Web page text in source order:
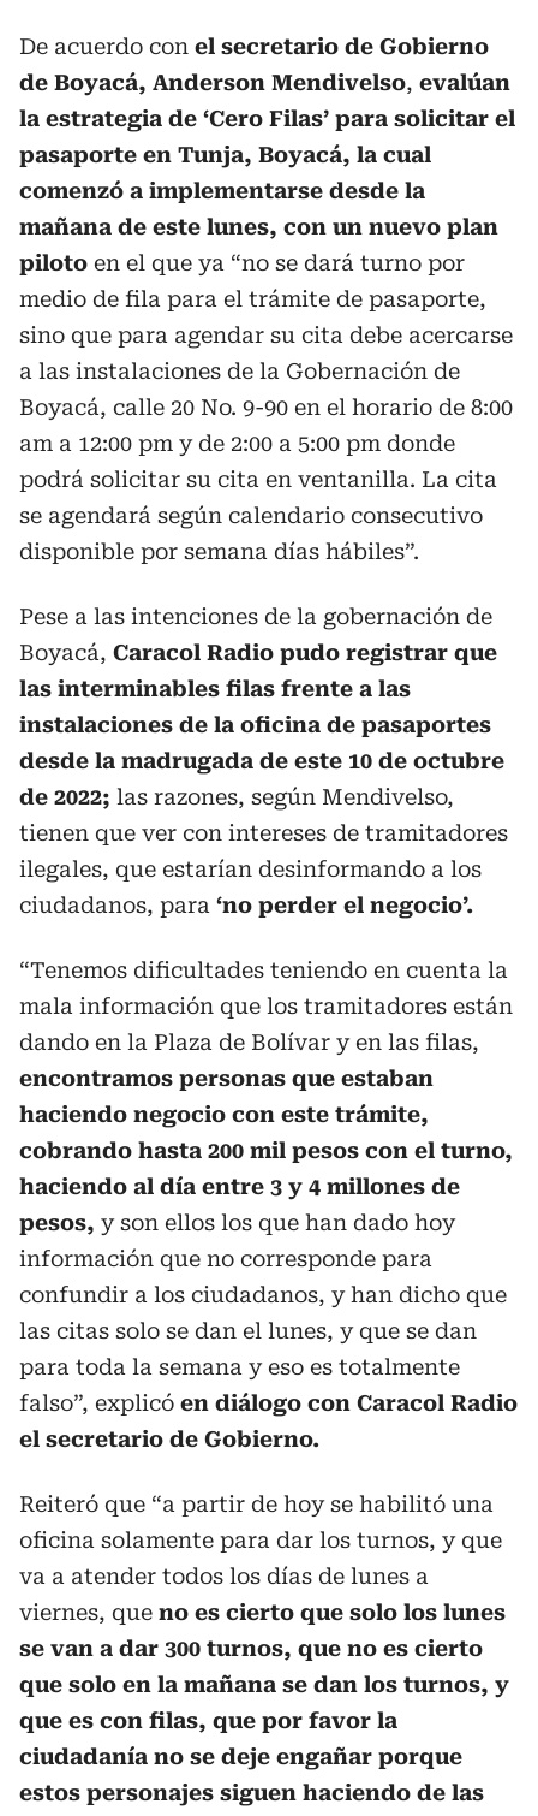
De acuerdo con el secretario de Gobierno
de Boyacá, Anderson Mendivelso, evalúan
la estrategia de ‘Cero Filas’ para solicitar el
pasaporte en Tunja, Boyacá, la cual
comenzó a implementarse desde la
mañana de este lunes, con un nuevo plan
piloto en el que ya “no se dará turno por
medio de fila para el trámite de pasaporte,
sino que para agendar su cita debe acercarse
a las instalaciones de la Gobernación de
Boyacá, calle 20 No. 9-90 en el horario de 8:00
am a 12:00 pm y de 2:00 a 5:00 pm donde
podrá solicitar su cita en ventanilla. La cita
se agendará según calendario consecutivo
disponible por semana días hábiles”.
Pese a las intenciones de la gobernación de
Boyacá, Caracol Radio pudo registrar que
las interminables filas frente a las
instalaciones de la oficina de pasaportes
desde la madrugada de este 10 de octubre
de 2022; las razones, según Mendivelso,
tienen que ver con intereses de tramitadores
ilegales, que estarían desinformando a los
ciudadanos, para ‘no perder el negocio’.
“Tenemos dificultades teniendo en cuenta la
mala información que los tramitadores están
dando en la Plaza de Bolívar y en las filas,
encontramos personas que estaban
haciendo negocio con este trámite,
cobrando hasta 200 mil pesos con el turno,
haciendo al día entre 3 y 4 millones de
pesos, y son ellos los que han dado hoy
información que no corresponde para
confundir a los ciudadanos, y han dicho que
las citas solo se dan el lunes, y que se dan
para toda la semana y eso es totalmente
falso”, explicó en diálogo con Caracol Radio
el secretario de Gobierno.
Reiteró que “a partir de hoy se habilitó una
oficina solamente para dar los turnos, y que
va a atender todos los días de lunes a
viernes, que no es cierto que solo los lunes
se van a dar 300 turnos, que no es cierto
que solo en la mañana se dan los turnos, y
que es con filas, que por favor la
ciudadanía no se deje engañar porque
estos personajes siguen haciendo de las